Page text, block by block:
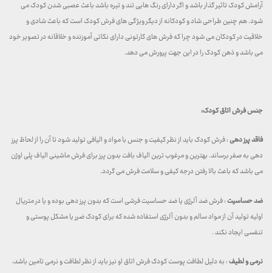
آرامش کودک تاثیر گذار باشد و اگر دارای رنگ هایی تند و تیره باشد باعث عصبی شدن کودک می
شود. هم چنین طراحی شاد و کودکانه از دیگر ویژگی های فرش کودک است که باعث شادی و
خلاقیت در کودکان می شود چرا که فرش های کارتونی دارای نکاتی آموزنده و خلاقانه در تصویر خود
می باشد و ذهن کودک را در این جهت پرورش می دهد.
جنس فرش اتاق کودک:
فاقد پرز دهی: فرش کودک باید از نظر کیفیت و جنس با مواد و الیافی تولید شود تا آن را از لحاظ پرز
دهی به صفر برساند. بهترین و مرغوب ترین الیاف بافت بدون پرز برای فرش ماشینی الیاف پلی اوژن
می باشد که باعث بالا رفتن درجه کیفی و سلامت فرش می گردد.
ضد حساسیت: فرش ضد آلرژی یا ضد حساسیت فرشی است که بدون پرز دهی بوده و یا در متریال
اولیه تولید آن از مواد سالم و بدون آلرژی استفاده شده که برای کودک ضرر یا مشکل پوستی و
تنفسی ایجاد نکند .
نرمی و لطیف: به دلیل لطافت پوست کودک فرش اتاق او نیز باید از نظر لطافت و نرمی تامین باشد،